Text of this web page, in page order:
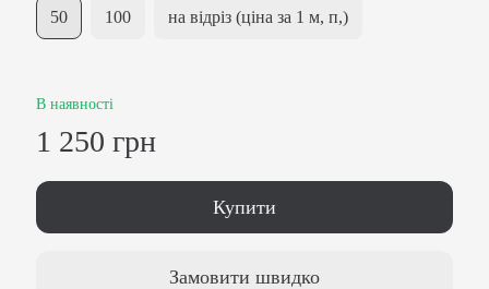
50 100 на відріз (ціна за 1 м, п,)
В наявності
1 250 грн
Купити
Замовити швидко